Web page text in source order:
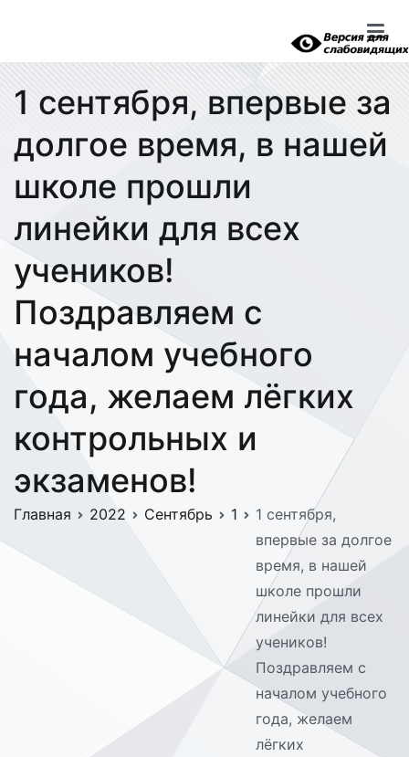
1 сентября, впервые за
долгое время, в нашей
школе прошли
линейки для всех
учеников!
Поздравляем с
началом учебного
года, желаем лёгких
контрольных и
экзаменов!
Главная 2022 Сентябрь 1
1 сентября,
впервые за долгое
время, в нашей
школе прошли
линейки для всех
учеников!
Поздравляем с
началом учебного
года, желаем
лёгких